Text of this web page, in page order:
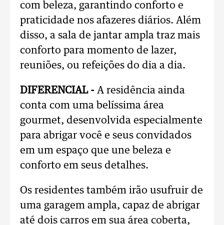
com beleza, garantindo conforto e
praticidade nos afazeres diários. Além
disso, a sala de jantar ampla traz mais
conforto para momento de lazer,
reuniões, ou refeições do dia a dia.
DIFERENCIAL - A residência ainda
conta com uma belíssima área
gourmet, desenvolvida especialmente
para abrigar você e seus convidados
em um espaço que une beleza e
conforto em seus detalhes.
Os residentes também irão usufruir de
uma garagem ampla, capaz de abrigar
até dois carros em sua área coberta,